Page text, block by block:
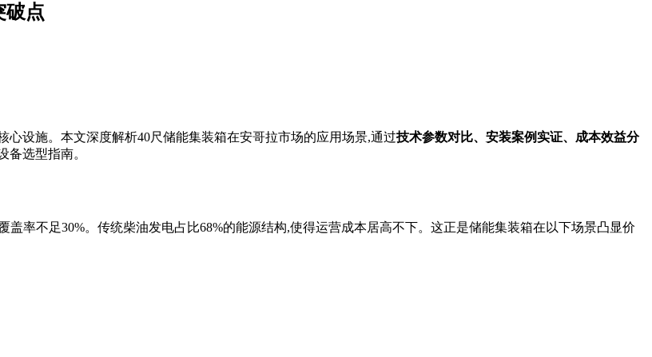
破点
设施。本文深度解析40尺储能集装箱在安哥拉市场的应用场景,通过技术参数对比、安装案例实证、成本效益分
备选型指南。
盖率不足30%。传统柴油发电占比68%的能源结构,使得运营成本居高不下。这正是储能集装箱在以下场景凸显价